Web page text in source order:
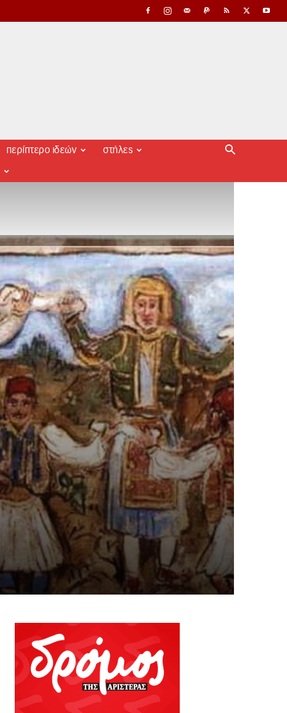
περίπτερο ιδεών στήλες